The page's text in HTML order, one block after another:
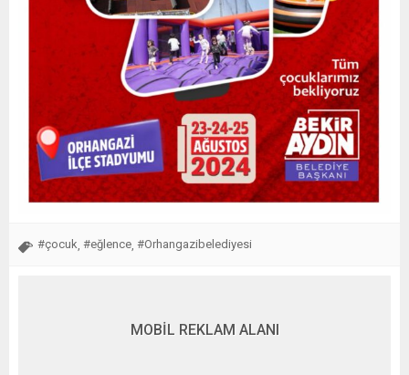
#çocuk, #eğlence, #Orhangazibelediyesi
MOBİL REKLAM ALANI